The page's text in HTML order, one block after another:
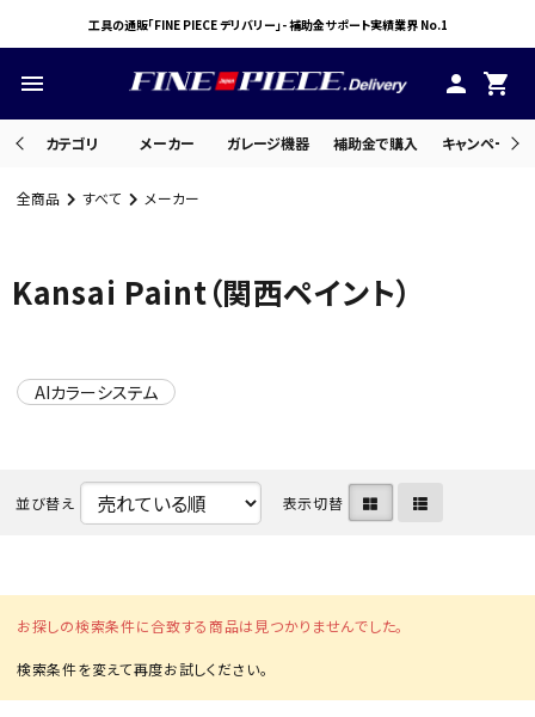
工具の通販「FINE PIECE デリバリー」- 補助金サポート実績業界 No.1
menu person shopping_cart
カテゴリ メーカー ガレージ機器 補助金で購入 キャンペーン
meeting_room ログイン
全商品 すべて メーカー
Kansai Paint（関西ペイント）
AIカラーシステム
並び替え 表示切替
お探しの検索条件に合致する商品は見つかりませんでした。